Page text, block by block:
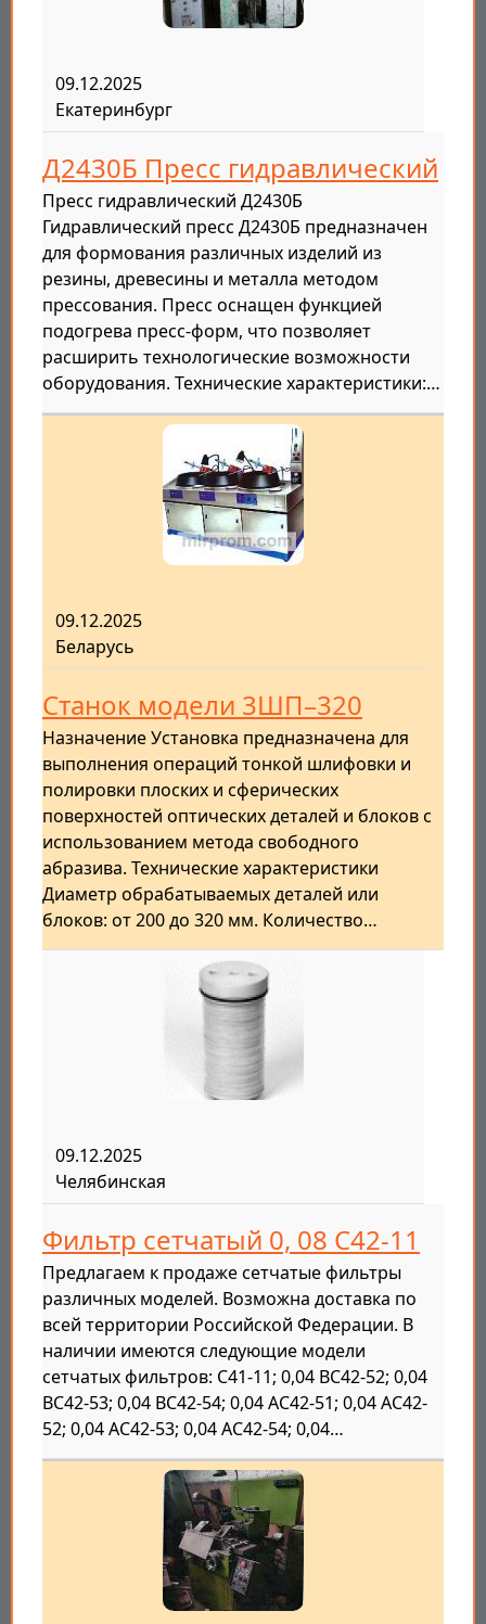
09.12.2025
Екатеринбург
Д2430Б Пресс гидравлический
Пресс гидравлический Д2430Б
Гидравлический пресс Д2430Б предназначен
для формования различных изделий из
резины, древесины и металла методом
прессования. Пресс оснащен функцией
подогрева пресс-форм, что позволяет
расширить технологические возможности
оборудования. Технические характеристики:…
09.12.2025
Беларусь
Станок модели 3ШП–320
Назначение Установка предназначена для
выполнения операций тонкой шлифовки и
полировки плоских и сферических
поверхностей оптических деталей и блоков с
использованием метода свободного
абразива. Технические характеристики
Диаметр обрабатываемых деталей или
блоков: от 200 до 320 мм. Количество…
09.12.2025
Челябинская
Фильтр сетчатый 0, 08 С42-11
Предлагаем к продаже сетчатые фильтры
различных моделей. Возможна доставка по
всей территории Российской Федерации. В
наличии имеются следующие модели
сетчатых фильтров: С41-11; 0,04 ВС42-52; 0,04
ВС42-53; 0,04 ВС42-54; 0,04 АС42-51; 0,04 АС42-
52; 0,04 АС42-53; 0,04 АС42-54; 0,04…